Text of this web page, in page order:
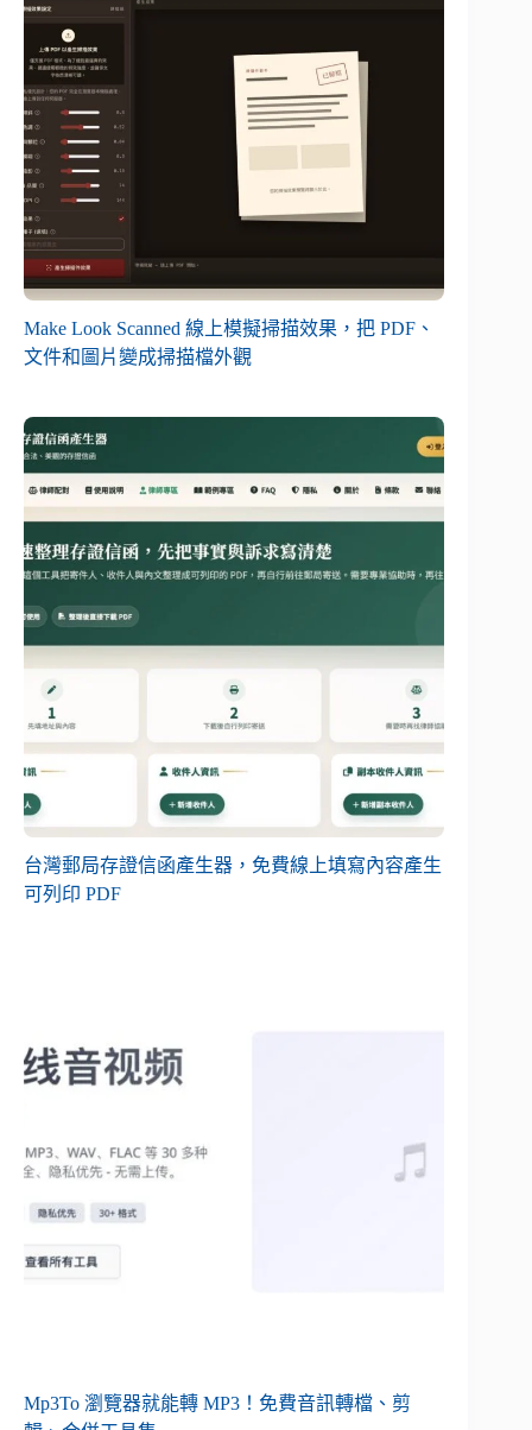
Make Look Scanned 線上模擬掃描效果，把 PDF、
文件和圖片變成掃描檔外觀
台灣郵局存證信函產生器，免費線上填寫內容產生
可列印 PDF
Mp3To 瀏覽器就能轉 MP3！免費音訊轉檔、剪